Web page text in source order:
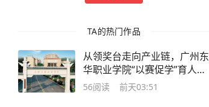
TA的热门作品
从领奖台走向产业链，广州东
华职业学院“以赛促学”育人体
系显著
56阅读 前天03:51